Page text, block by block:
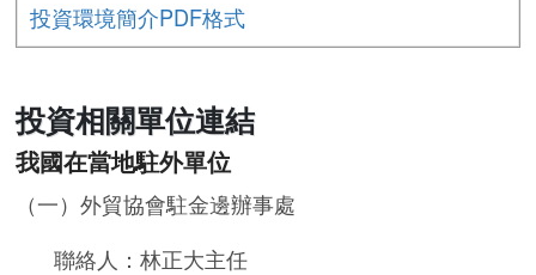
投資環境簡介PDF格式
投資相關單位連結
我國在當地駐外單位
（一）外貿協會駐金邊辦事處
聯絡人：林正大主任